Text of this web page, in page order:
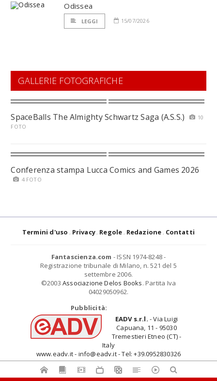
Odissea
LEGGI 15/07/2026
GALLERIE FOTOGRAFICHE
SpaceBalls The Almighty Schwartz Saga (A.S.S.)
10
FOTO
Conferenza stampa Lucca Comics and Games 2026
4 FOTO
Termini d'uso Privacy Regole Redazione Contatti
Fantascienza.com - ISSN 1974-8248 -
Registrazione tribunale di Milano, n. 521 del 5
settembre 2006.
©2003 Associazione Delos Books. Partita Iva
04029050962.
Pubblicità:
EADV s.r.l. - Via Luigi
Capuana, 11 - 95030
Tremestieri Etneo (CT) -
Italy
www.eadv.it - info@eadv.it - Tel: +39.0952830326